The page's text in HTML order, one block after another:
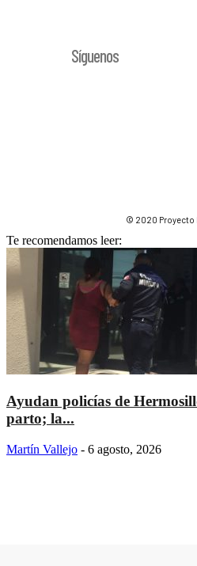
Síguenos
© 2020 Proyecto
Te recomendamos leer:
Ayudan policías de
parto; la...
Martín Vallejo - 6 agosto, 2026